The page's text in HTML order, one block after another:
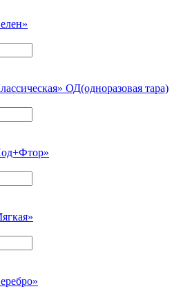
ОД(одноразовая тара)